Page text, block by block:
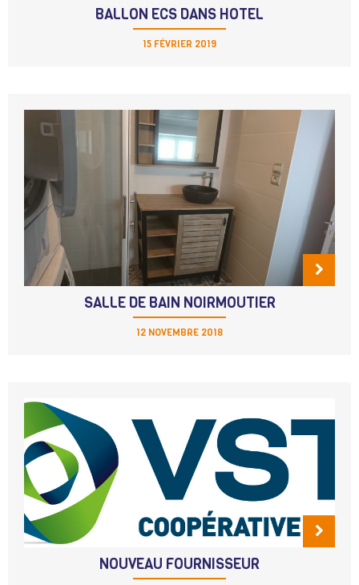
BALLON ECS DANS HOTEL
15 FÉVRIER 2019
SALLE DE BAIN NOIRMOUTIER
12 NOVEMBRE 2018
NOUVEAU FOURNISSEUR